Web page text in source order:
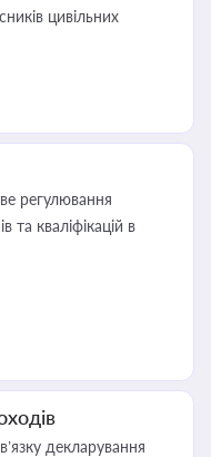
цивільних
регулювання
та кваліфікацій в
декларування